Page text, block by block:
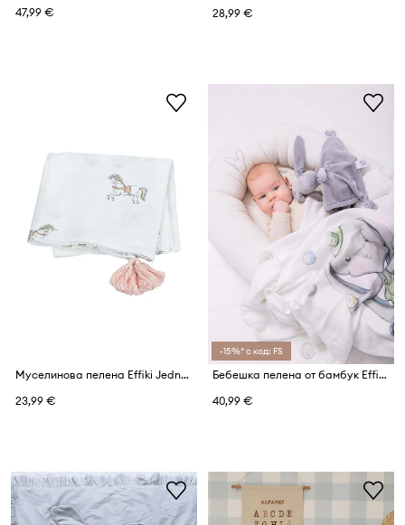
47,99 €
28,99 €
Муселинова пелена Effiki Jednorożce
23,99 €
-15%* с код: FS
Бебешка пелена от бамбук Effiki
40,99 €